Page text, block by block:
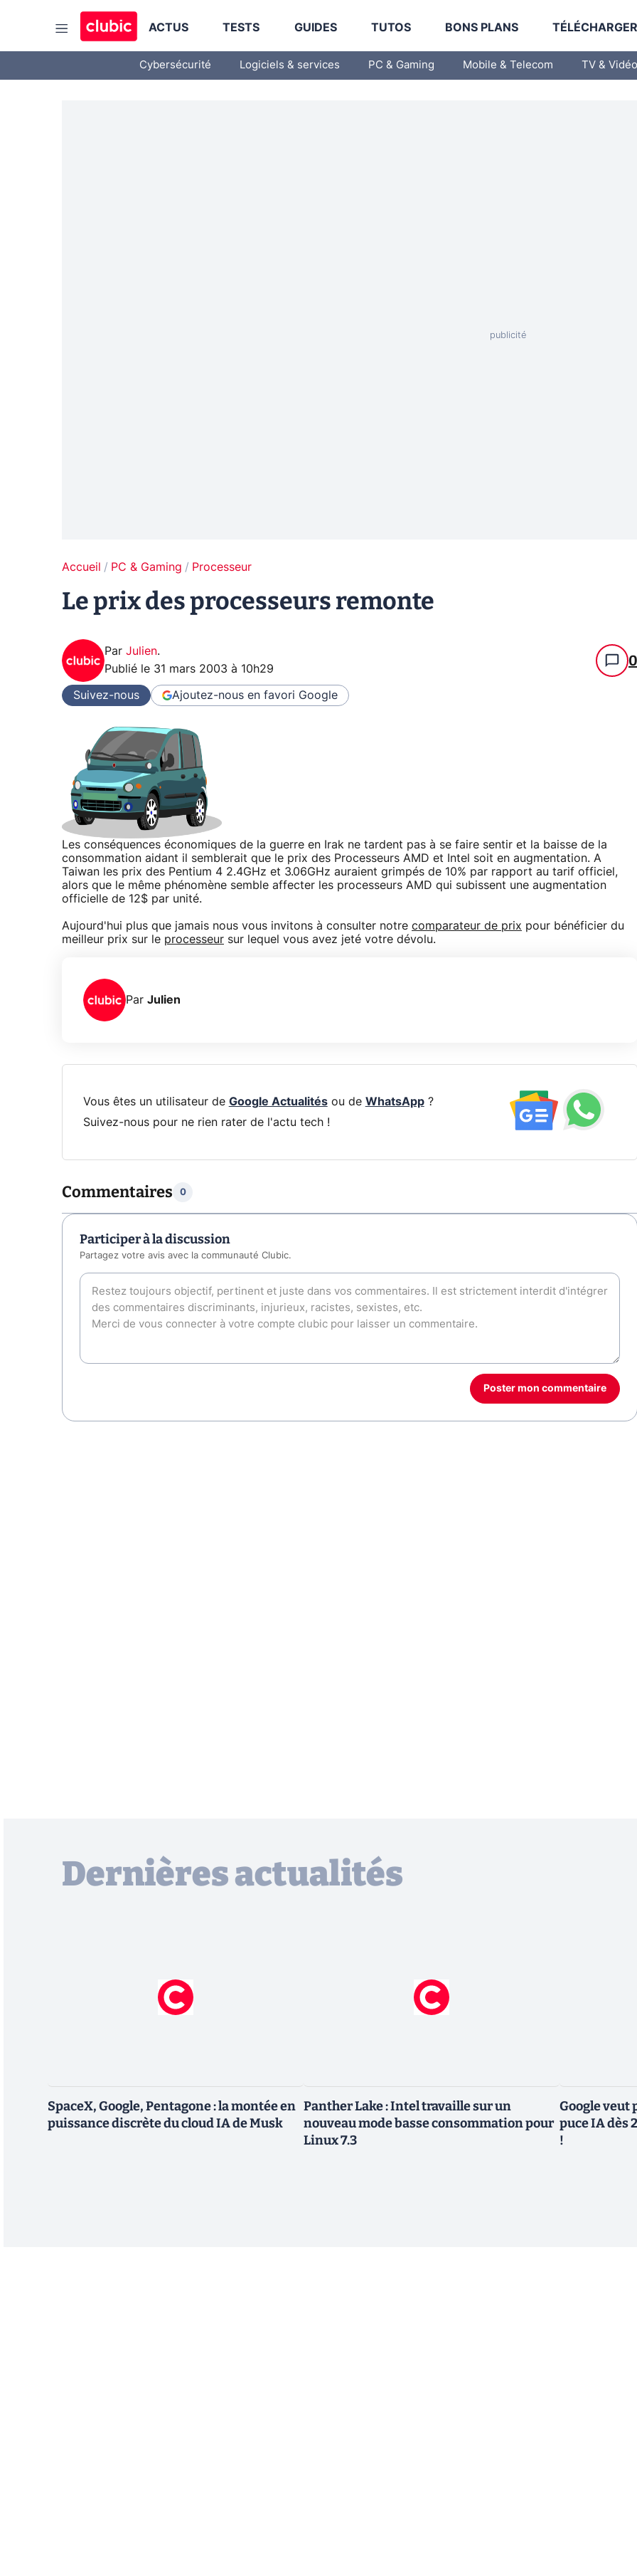
ACTUS TESTS GUIDES TUTOS BONS PLANS
Cybersécurité Logiciels & services PC & Gaming Mobile & Telecom TV & Vidéo
Accueil PC & Gaming Processeur
Le prix des processeurs remonte
Par Julien.
Publié le 31 mars 2003 à 10h29 0
Suivez-nous Ajoutez-nous en favori Google
Les conséquences économiques de la guerre en Irak ne tardent pas à se faire sentir et la baisse de la
consommation aidant il semblerait que le prix des Processeurs AMD et Intel soit en augmentation. A
Taiwan les prix des Pentium 4 2.4GHz et 3.06GHz auraient grimpés de 10% par rapport au tarif officiel,
alors que le même phénomène semble affecter les processeurs AMD qui subissent une augmentation
officielle de 12$ par unité.
Aujourd'hui plus que jamais nous vous invitons à consulter notre comparateur de prix pour bénéficier du
meilleur prix sur le processeur sur lequel vous avez jeté votre dévolu.
Par Julien
Vous êtes un utilisateur de Google Actualitésou de WhatsApp?
Suivez-nous pour ne rien rater de l'actu tech !
Commentaires 0
Participer à la discussion
Partagez votre avis avec la communauté Clubic.
Poster mon commentaire
Dernières actualités
SpaceX, Google, Pentagone : la montée en
puissance discrète du cloud IA de Musk
Panther Lake : Intel travaille sur un
nouveau mode basse consommation pour
Linux 7.3
Google veut
puce IA dès
!